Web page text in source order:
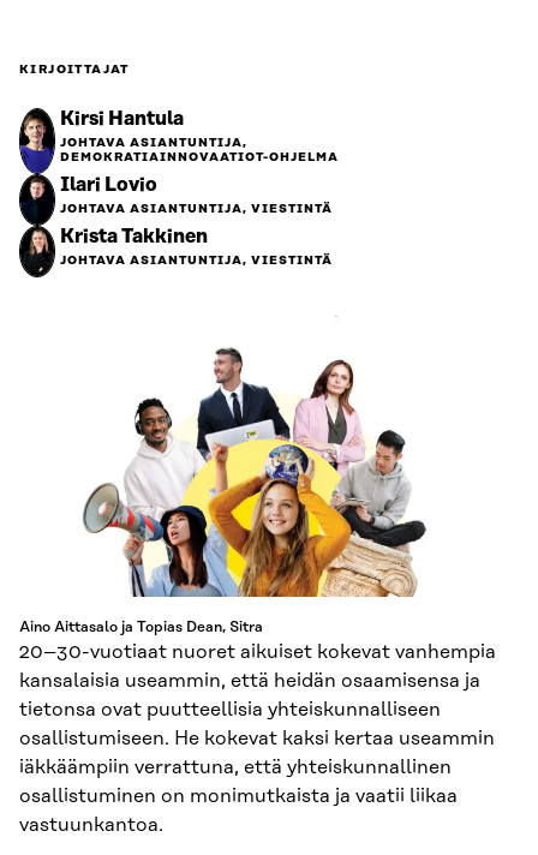
KIRJOITTAJAT
Kirsi Hantula
JOHTAVA ASIANTUNTIJA,
DEMOKRATIAINNOVAATIOT-OHJELMA
Ilari Lovio
JOHTAVA ASIANTUNTIJA, VIESTINTÄ
Krista Takkinen
JOHTAVA ASIANTUNTIJA, VIESTINTÄ
Aino Aittasalo ja Topias Dean, Sitra
20–30-vuotiaat nuoret aikuiset kokevat vanhempia
kansalaisia useammin, että heidän osaamisensa ja
tietonsa ovat puutteellisia yhteiskunnalliseen
osallistumiseen. He kokevat kaksi kertaa useammin
iäkkäämpiin verrattuna, että yhteiskunnallinen
osallistuminen on monimutkaista ja vaatii liikaa
vastuunkantoa.